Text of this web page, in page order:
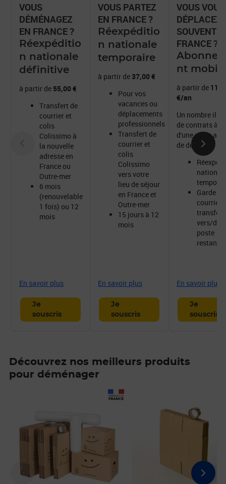
VOUS
DÉMÉNAGEZ
EN FRANCE ?
Réexpéditio
n nationale
définitive
à partir de 55,00 €
Transfert de
courrier et
colis
Colissimo à
la nouvelle
adresse en
France ou
Outre-mer
6 mois
(renouvelable
1 fois) ou 12
mois
En savoir plus
Je
souscris
VOUS PARTEZ
EN FRANCE ?
Réexpéditio
n nationale
temporaire
à partir de37,00 €
Pour vos
vacances ou
déplacements
professionnels
Transfert de
courrier et
colis
Colissimo
vers votre
lieu de séjour
en France et
Outre-mer
15 jours à 12
mois
En savoir plus
Je
souscris
VOUS VOUS
DÉPLACEZ
SOUVENT
FRANCE ?
nt
à partir de
€/an
Un nombre
de contrats à
d'une seule
de départ :
Garde de
courrier
transfert
vers/
poste
restante
En savoir plus
Je
souscris
Découvrez nos meilleurs produits
pour déménager